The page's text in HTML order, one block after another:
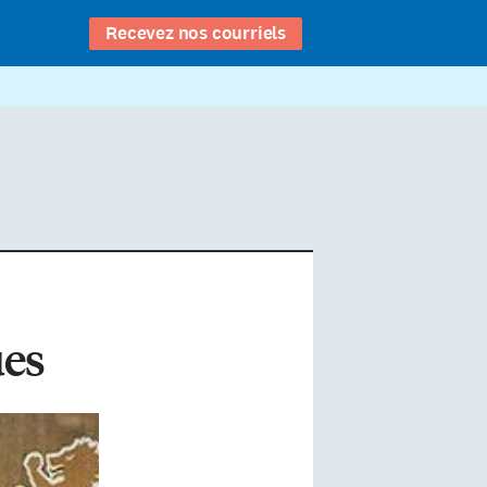
Recevez nos courriels